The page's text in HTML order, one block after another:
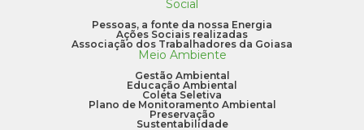
Social
Pessoas, a fonte da nossa Energia
Ações Sociais realizadas
Associação dos Trabalhadores da Goiasa
Meio Ambiente
Gestão Ambiental
Educação Ambiental
Coleta Seletiva
Plano de Monitoramento Ambiental
Preservação
Sustentabilidade